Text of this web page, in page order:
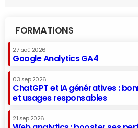
FORMATIONS
27 aoû 2026
Google Analytics GA4
03 sep 2026
ChatGPT et IA génératives :
et usages responsables
21 sep 2026